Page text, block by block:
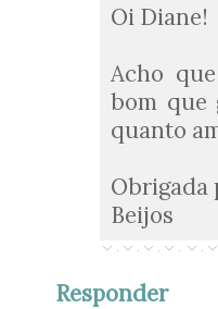
Oi Diane!
Acho
bom que
quanto
Obrigada
Beijos
Responder